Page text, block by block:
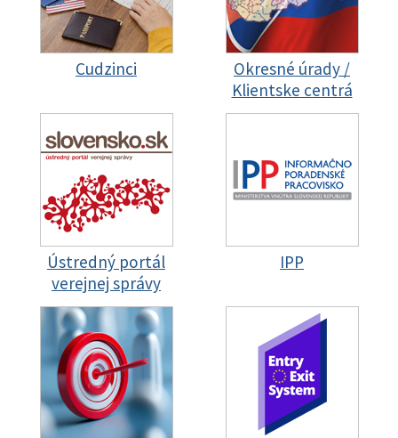
Cudzinci
Okresné úrady /
Klientske centrá
Ústredný portál
verejnej správy
IPP